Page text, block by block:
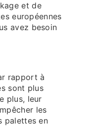
et de
européennes
avez besoin
rapport à
sont plus
plus, leur
les
palettes en